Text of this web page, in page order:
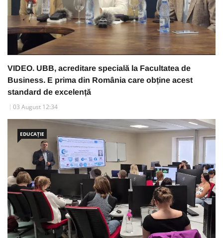
VIDEO. UBB, acreditare specială la Facultatea de
Business. E prima din România care obține acest
standard de excelență
03 August 12:34
EDUCAȚIE